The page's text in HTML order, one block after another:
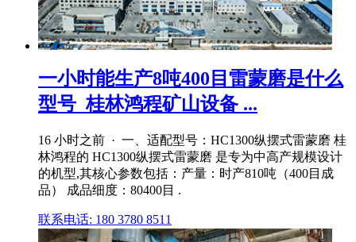
一小时能生产8吨400目雷蒙磨是什么
型号_桂林鸿程矿山设备 ...
16 小时之前 · 一、适配型号：HC1300纵摆式雷蒙磨 桂
林鸿程的 HC1300纵摆式雷蒙磨 是专为中高产规模设计
的机型,其核心参数包括：产量：时产810吨（400目成
品） 成品细度：80400目 .
联系电话: 180 3780 8511